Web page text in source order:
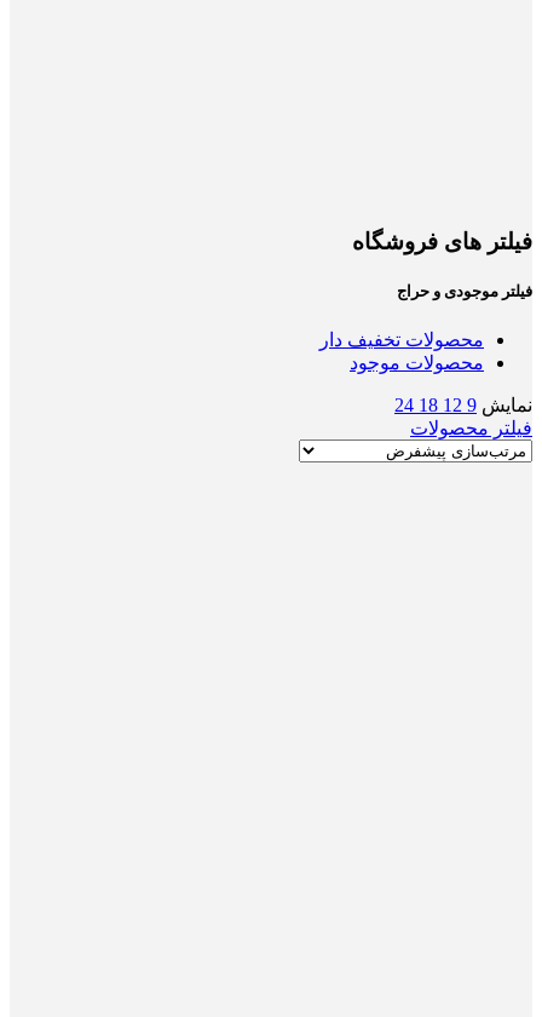
فیلتر های فروشگاه
فیلتر موجودی و حراج
محصولات تخفیف دار
محصولات موجود
نمایش 9
12
18
24
فیلتر محصولات